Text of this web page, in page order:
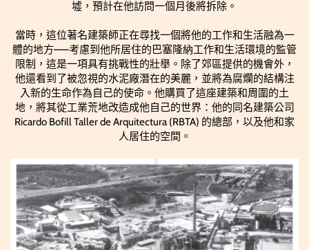
墟，預計在他訪問一個月後將拆除。
當時，這位著名建築師正在尋找一個將他的工作和生活融為一
體的地方——考慮到他所居住的巴塞隆納工作和生活環境的監管
限制，這是一項具有挑戰性的壯舉。除了郊區提供的機會外，
他還看到了被忽視的水泥廠潛在的美麗，並將為腐爛的結構注
入新的生命作為自己的使命。他購買了這座建築和周圍的土
地，將其從工業荒地改造成他自己的世界：他的同名建築公司
Ricardo Bofill Taller de Arquitectura (RBTA) 的總部，以及他和家
人居住的空間。